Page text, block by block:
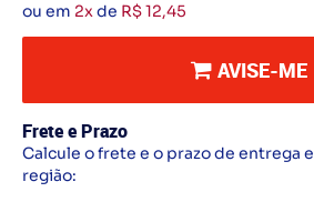
ou em 2xde R$ 12,45
AVISE-ME
Frete e Prazo
Calcule o frete e o prazo de entrega
região: